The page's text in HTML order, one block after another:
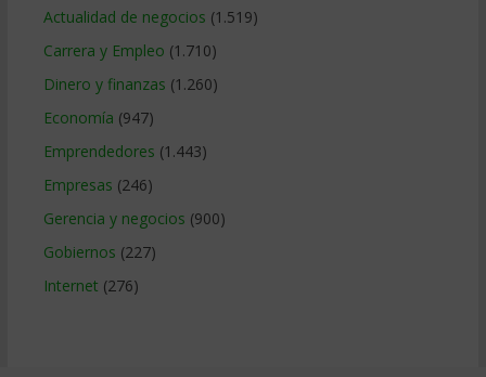
Actualidad de negocios (1.519)
Carrera y Empleo (1.710)
Dinero y finanzas (1.260)
Economía (947)
Emprendedores (1.443)
Empresas (246)
Gerencia y negocios (900)
Gobiernos (227)
Internet (276)